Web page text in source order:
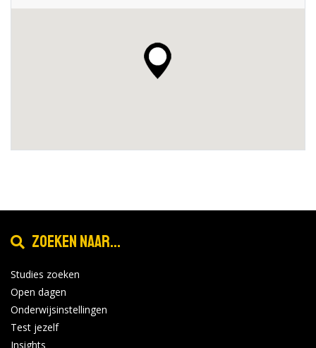
Zoeken naar...
Studies zoeken
Open dagen
Onderwijsinstellingen
Test jezelf
Insights